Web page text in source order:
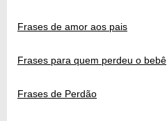
Frases de amor aos pais
Frases para quem perdeu o bebê
Frases de Perdão